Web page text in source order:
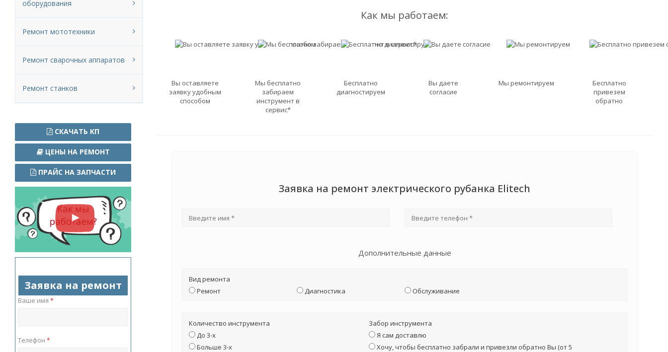
Как мы работаем:
Вы оставляете
заявку удобным
способом
Мы бесплатно
забираем
инструмент в
сервис*
Бесплатно
диагностируем
Вы даете
согласие
Мы ремонтируем
Бесплатно
привезем
обратно
Заявка на ремонт электрического рубанка Elitech
Дополнительные данные
Вид ремонта
Ремонт
Диагностика Обслуживание
Количество инструмента
До 3-х
Больше 3-х
Забор инструмента
Я сам доставлю
Хочу, чтобы бесплатно забрали и привезли обратно Вы (от 5
оборудования
Ремонт мототехники
Ремонт сварочных аппаратов
Ремонт станков
СКАЧАТЬ КП
ЦЕНЫ НА РЕМОНТ
ПРАЙС НА ЗАПЧАСТИ
Заявка на ремонт
Ваше имя *
Телефон *